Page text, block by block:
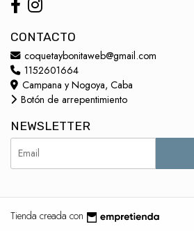
CONTACTO
coquetaybonitaweb@gmail.com
1152601664
Campana y Nogoya, Caba
Botón de arrepentimiento
NEWSLETTER
Tienda creada con